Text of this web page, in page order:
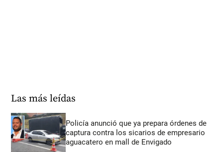
Las más leídas
Policía anunció que ya prepara órdenes de
captura contra los sicarios de empresario
aguacatero en mall de Envigado